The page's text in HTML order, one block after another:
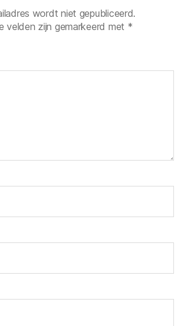
wordt niet gepubliceerd.
velden zijn gemarkeerd met *